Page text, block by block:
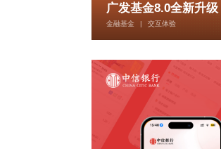
广发基金8.0全新升级
金融基金 | 交互体验